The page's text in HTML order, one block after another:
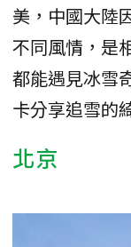
美，中國大陸
不同風情，是
都能遇見冰雪
卡分享追雪的
北京